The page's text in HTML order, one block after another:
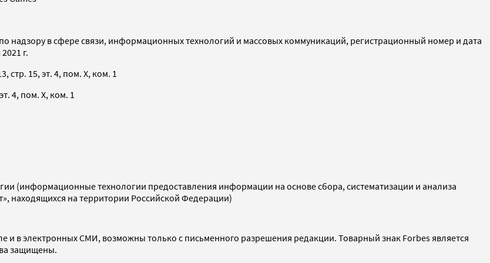
надзору в сфере связи, информационных технологий и массовых коммуникаций, регистрационный номер и дата
г.
стр. 15, эт. 4, пом. X, ком. 1
4, пом. X, ком. 1
(информационные технологии предоставления информации на основе сбора, систематизации и анализа
находящихся на территории Российской Федерации)
и в электронных СМИ, возможны только с письменного разрешения редакции. Товарный знак Forbes является
защищены.